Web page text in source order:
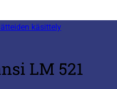
käsittely
LM 521